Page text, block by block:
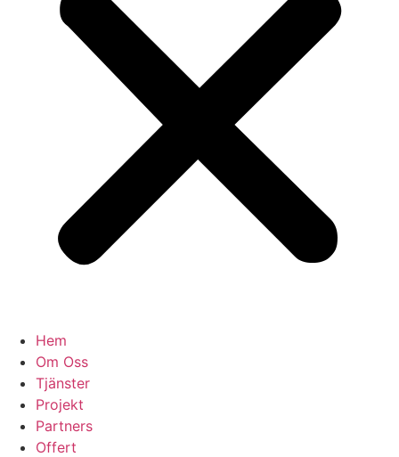
Hem
Om Oss
Tjänster
Projekt
Partners
Offert